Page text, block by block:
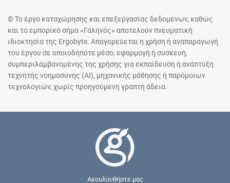
© Το έργο καταχώρησης και επεξεργασίας δεδομένων, καθώς
και το εμπορικό σήμα «Γαληνός» αποτελούν πνευματική
ιδιοκτησία της Ergobyte. Απαγορεύεται η χρήση ή αναπαραγωγή
του έργου σε οποιοδήποτε μέσο, εφαρμογή ή συσκευή,
συμπεριλαμβανομένης της χρήσης για εκπαίδευση ή ανάπτυξη
τεχνητής νοημοσύνης (AI), μηχανικής μάθησης ή παρόμοιων
τεχνολογιών, χωρίς προηγούμενη γραπτή άδεια.
Ακουλουθήστε μας